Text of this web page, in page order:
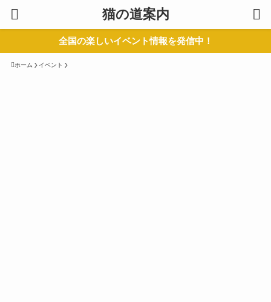
猫の道案内
全国の楽しいイベント情報を発信中！
ホーム イベント